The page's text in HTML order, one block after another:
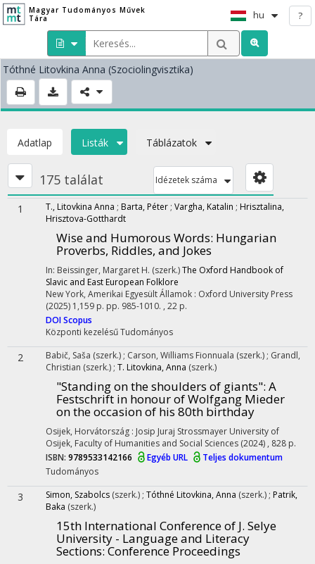
Magyar Tudományos Művek
Tára
hu ?
Tóthné Litovkina Anna (Szociolingvisztika)
Adatlap Listák Táblázatok
175 találat Idézetek száma
1 T., Litovkina Anna ; Barta, Péter ; Vargha, Katalin ; Hrisztalina,
Hrisztova-Gotthardt
Wise and Humorous Words: Hungarian
Proverbs, Riddles, and Jokes
In: Beissinger, Margaret H. (szerk.)The Oxford Handbook of
Slavic and East European Folklore
New York, Amerikai Egyesült Államok : Oxford University Press
(2025) 1,159 p. pp. 985-1010. , 22 p.
DOIScopus
Központi kezelésűTudományos
2 Babič, Saša (szerk.) ; Carson, Williams Fionnuala (szerk.) ; Grandl,
Christian (szerk.) ; T. Litovkina, Anna (szerk.)
"Standing on the shoulders of giants": A
Festschrift in honour of Wolfgang Mieder
on the occasion of his 80th birthday
Osijek, Horvátország : Josip Juraj Strossmayer University of
Osijek, Faculty of Humanities and Social Sciences (2024) , 828 p.
ISBN: 9789533142166 Egyéb URL
Teljes dokumentum
Tudományos
3 Simon, Szabolcs (szerk.) ; Tóthné Litovkina, Anna (szerk.) ; Patrik,
Baka (szerk.)
15th International Conference of J. Selye
University - Language and Literacy
Sections: Conference Proceedings